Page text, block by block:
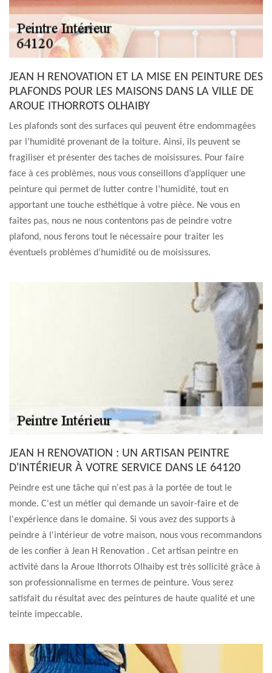
JEAN H RENOVATION ET LA MISE EN PEINTURE DES
PLAFONDS POUR LES MAISONS DANS LA VILLE DE
AROUE ITHORROTS OLHAIBY
Les plafonds sont des surfaces qui peuvent être endommagées
par l’humidité provenant de la toiture. Ainsi, ils peuvent se
fragiliser et présenter des taches de moisissures. Pour faire
face à ces problèmes, nous vous conseillons d’appliquer une
peinture qui permet de lutter contre l’humidité, tout en
apportant une touche esthétique à votre pièce. Ne vous en
faites pas, nous ne nous contentons pas de peindre votre
plafond, nous ferons tout le nécessaire pour traiter les
éventuels problèmes d’humidité ou de moisissures.
JEAN H RENOVATION : UN ARTISAN PEINTRE
D'INTÉRIEUR À VOTRE SERVICE DANS LE 64120
Peindre est une tâche qui n'est pas à la portée de tout le
monde. C'est un métier qui demande un savoir-faire et de
l'expérience dans le domaine. Si vous avez des supports à
peindre à l'intérieur de votre maison, nous vous recommandons
de les confier à Jean H Renovation . Cet artisan peintre en
activité dans la Aroue Ithorrots Olhaiby est très sollicité grâce à
son professionnalisme en termes de peinture. Vous serez
satisfait du résultat avec des peintures de haute qualité et une
teinte impeccable.